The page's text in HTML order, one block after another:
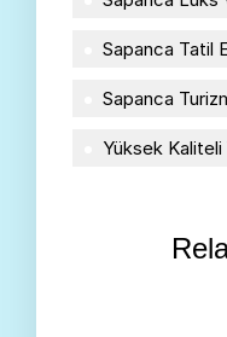
Sapanca Tatil
Sapanca
Yüksek Kaliteli